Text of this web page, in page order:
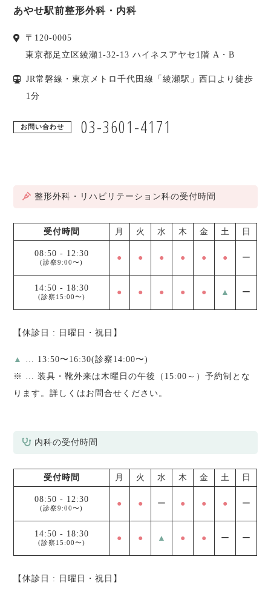
あやせ駅前整形外科・内科
〒 120-0005
東京都足立区綾瀬1-32-13 ハイネスアヤセ1階 A・B
JR常磐線・東京メトロ千代田線「綾瀬駅」西口より徒歩
1分
お問い合わせ 03-3601-4171
整形外科・リハビリテーション科の受付時間
受付時間 月 火 水 木 金 土 日
08:50 - 12:30
(診察9:00〜) ● ● ● ● ● ● ー
14:50 - 18:30
(診察15:00〜) ● ● ● ● ● ▲ ー
【休診日 : 日曜日・祝日】
▲
… 13:50〜16:30(診察14:00〜)
※ … 装具・靴外来は木曜日の午後（15:00～）予約制とな
ります。詳しくはお問合せください。
内科の受付時間
受付時間 月 火 水 木 金 土 日
08:50 - 12:30
(診察9:00〜) ● ● ー ● ● ● ー
14:50 - 18:30
(診察15:00〜) ● ● ▲ ● ● ー ー
【休診日 : 日曜日・祝日】